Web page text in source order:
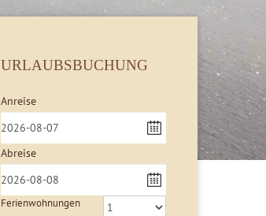
URLAUBSBUCHUNG
Anreise
Abreise
Ferienwohnungen